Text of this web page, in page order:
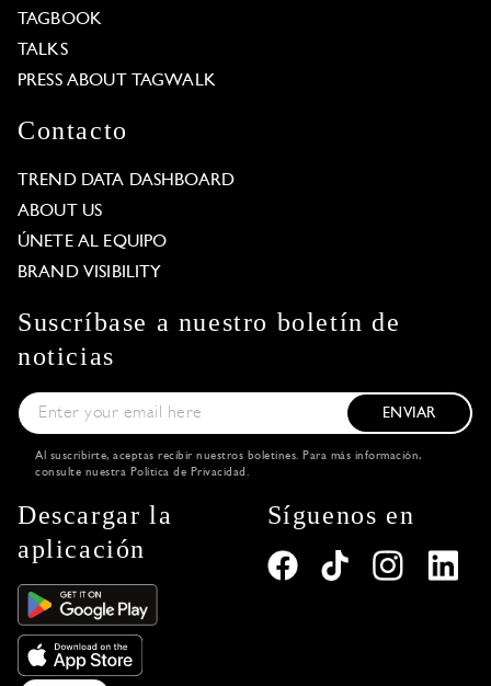
TAGBOOK
TALKS
PRESS ABOUT TAGWALK
Contacto
TREND DATA DASHBOARD
ABOUT US
ÚNETE AL EQUIPO
BRAND VISIBILITY
Suscríbase a nuestro boletín de
noticias
ENVIAR
Al suscribirte, aceptas recibir nuestros boletines. Para más información,
consulte nuestra Política de Privacidad.
Descargar la
aplicación
Síguenos en